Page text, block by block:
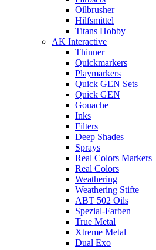
Oilbrusher
Hilfsmittel
Titans Hobby
AK Interactive
Thinner
Quickmarkers
Playmarkers
Quick GEN Sets
Quick GEN
Gouache
Inks
Filters
Deep Shades
Sprays
Real Colors Markers
Real Colors
Weathering
Weathering Stifte
ABT 502 Oils
Spezial-Farben
True Metal
Xtreme Metal
Dual Exo